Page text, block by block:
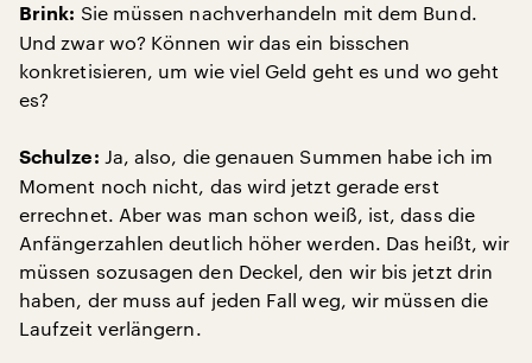
Brink: Sie müssen nachverhandeln mit dem Bund.
Und zwar wo? Können wir das ein bisschen
konkretisieren, um wie viel Geld geht es und wo geht
es?
Schulze: Ja, also, die genauen Summen habe ich im
Moment noch nicht, das wird jetzt gerade erst
errechnet. Aber was man schon weiß, ist, dass die
Anfängerzahlen deutlich höher werden. Das heißt, wir
müssen sozusagen den Deckel, den wir bis jetzt drin
haben, der muss auf jeden Fall weg, wir müssen die
Laufzeit verlängern.